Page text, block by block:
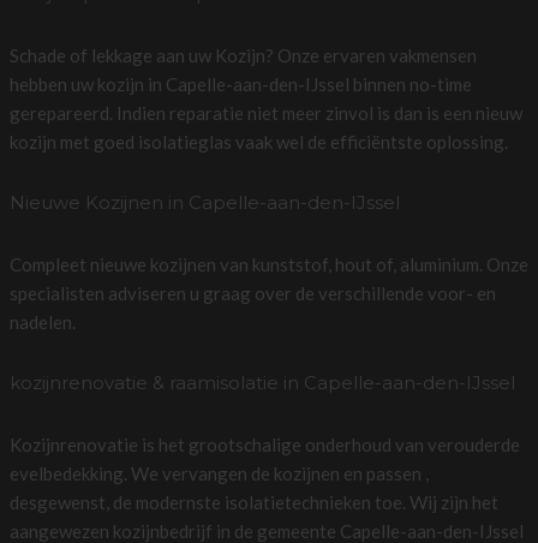
Schade of lekkage aan uw Kozijn? Onze ervaren vakmensen
hebben uw kozijn in Capelle-aan-den-IJssel binnen no-time
gerepareerd. Indien reparatie niet meer zinvol is dan is een nieuw
kozijn met goed isolatieglas vaak wel de efficiëntste oplossing.
Nieuwe Kozijnen in Capelle-aan-den-IJssel
Compleet nieuwe kozijnen van kunststof, hout of, aluminium. Onze
specialisten adviseren u graag over de verschillende voor- en
nadelen.
kozijnrenovatie & raamisolatie in Capelle-aan-den-IJssel
Kozijnrenovatie is het grootschalige onderhoud van verouderde
evelbedekking. We vervangen de kozijnen en passen ,
desgewenst, de modernste isolatietechnieken toe. Wij zijn het
aangewezen kozijnbedrijf in de gemeente Capelle-aan-den-IJssel